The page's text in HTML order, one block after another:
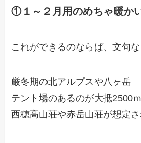
①１～２月用のめちゃ暖か
これができるのならば、文句な
厳冬期の北アルプスや八ヶ岳
テント場のあるのが大抵2500
西穂高山荘や赤岳山荘が想定さ